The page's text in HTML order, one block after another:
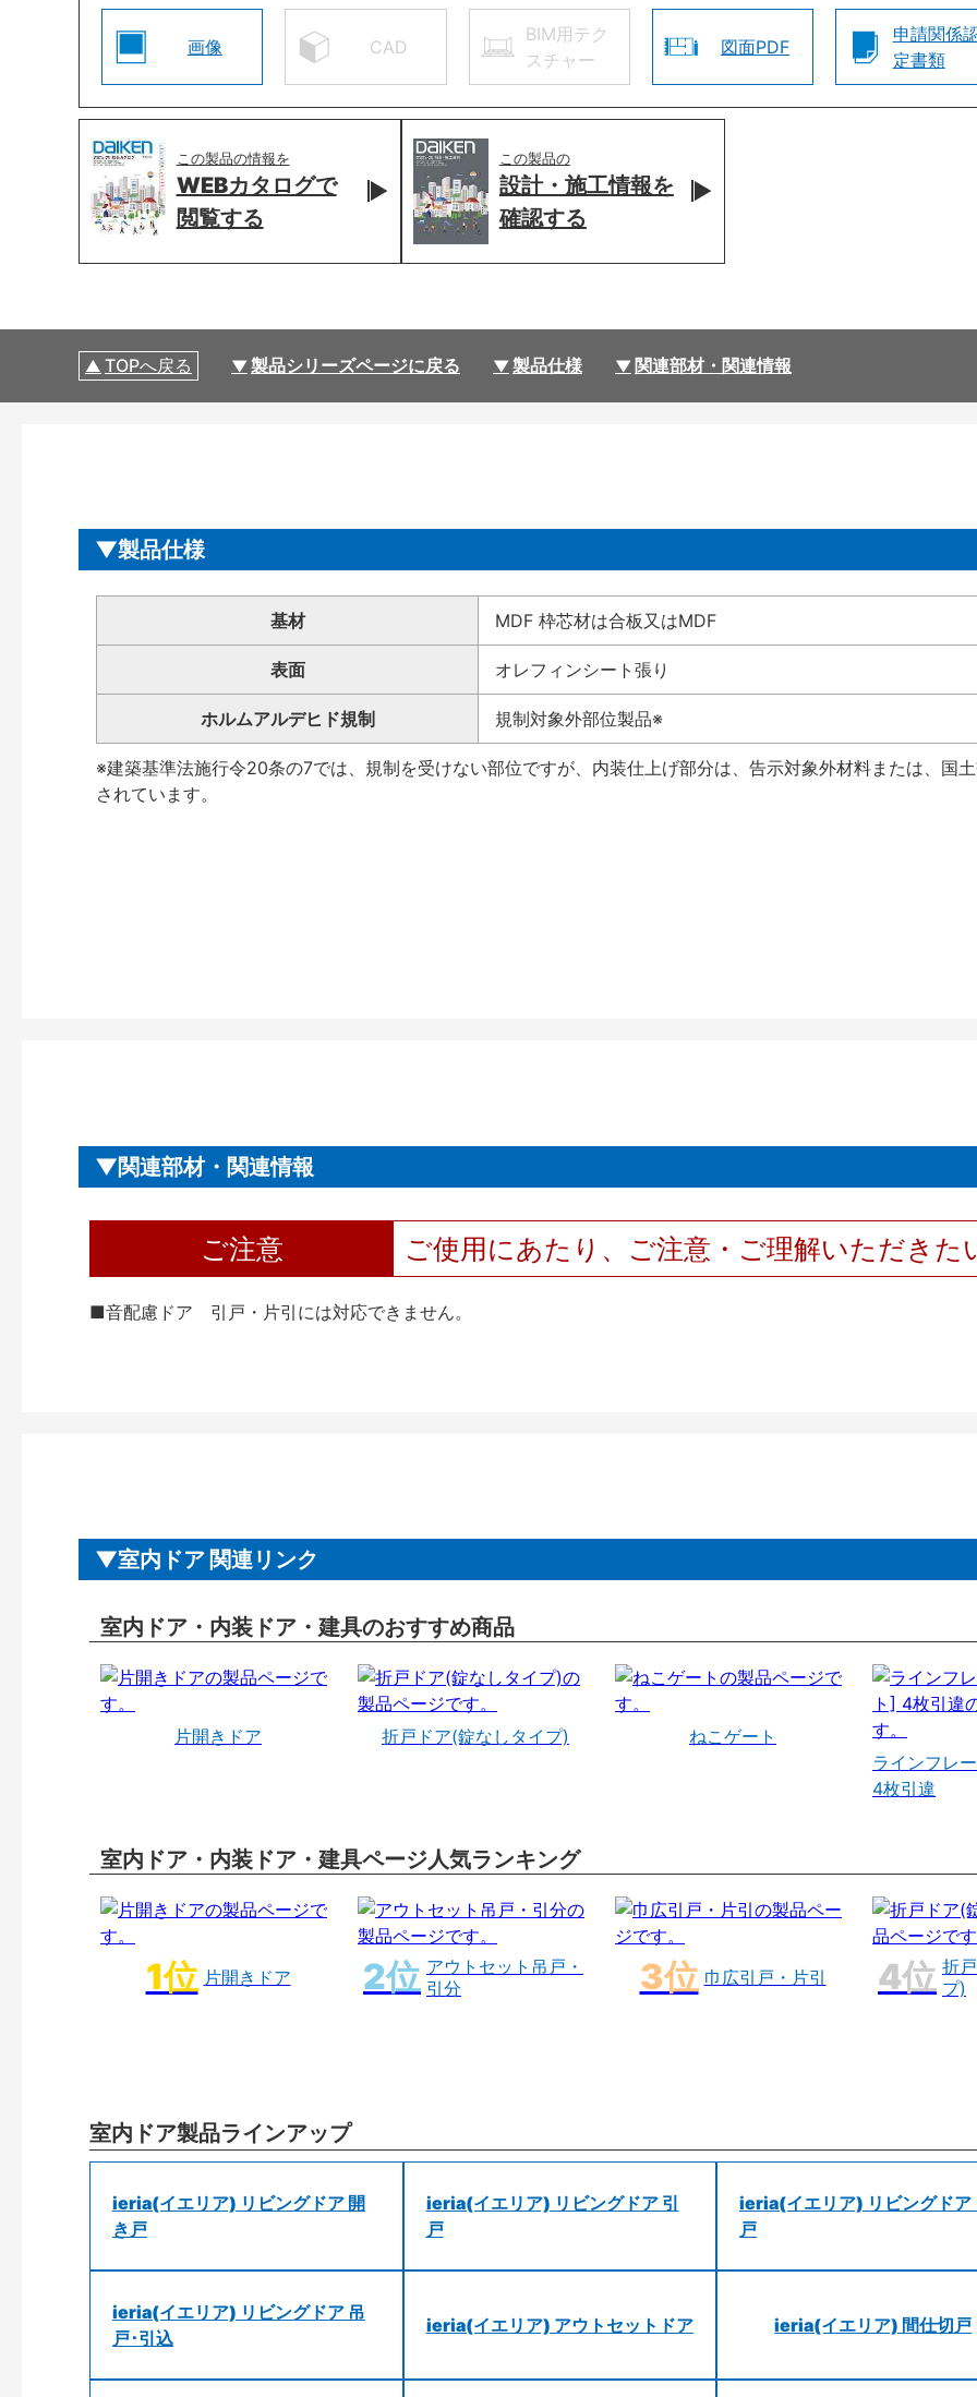
画像 CAD
BIM用テク
スチャー
図面PDF
申請関係
定書類
この製品の情報を
WEBカタログで
閲覧する
この製品の
設計・施工情報を
確認する
TOPへ戻る 製品シリーズページに戻る 製品仕様 関連部材・関連情報
製品仕様
基材 MDF 枠芯材は合板又はMDF
表面 オレフィンシート張り
ホルムアルデヒド規制 規制対象外部位製品※
※建築基準法施行令20条の7では、規制を受けない部位ですが、内装仕上げ部分は、告示対象外材料または
されています。
関連部材・関連情報
ご注意 ご使用にあたり、ご注意・ご理解いただきた
■音配慮ドア 引戸・片引には対応できません。
室内ドア 関連リンク
室内ドア・内装ドア・建具のおすすめ商品
片開きドア 折戸ドア(錠なしタイプ)
ねこゲート
ラインフレ
4枚引違
室内ドア・内装ドア・建具ページ人気ランキング
片開きドア
アウトセット吊戸・
引分
巾広引戸・片引
折
プ)
室内ドア製品ラインアップ
ieria(イエリア) リビングドア 開
き戸
ieria(イエリア) リビングドア 引
戸
ieria(イエリア) リビングドア
戸
ieria(イエリア) リビングドア 吊
戸･引込
ieria(イエリア) アウトセットドア ieria(イエリア) 間仕切戸